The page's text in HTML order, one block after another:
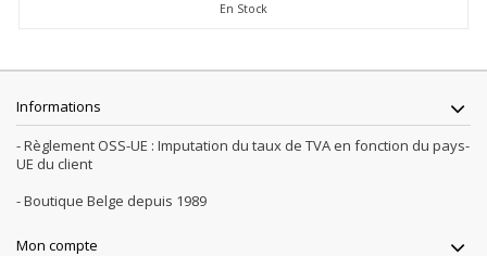
En Stock
Informations
- Règlement OSS-UE : Imputation du taux de TVA en fonction du pays-
UE du client
- Boutique Belge depuis 1989
Mon compte